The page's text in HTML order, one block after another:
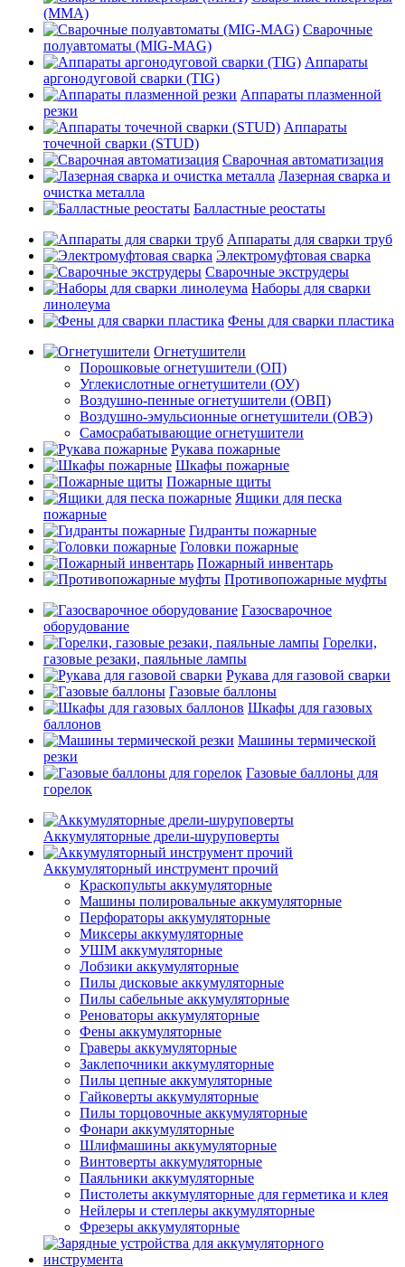
(MMA)
Сварочные
полуавтоматы (MIG-MAG)
Аппараты
аргонодуговой сварки (TIG)
Аппараты плазменной
резки
Аппараты
точечной сварки (STUD)
Сварочная автоматизация
Лазерная сварка и
очистка металла
Балластные реостаты
Аппараты для сварки труб
Электромуфтовая сварка
Сварочные экструдеры
Наборы для сварки
линолеума
Фены для сварки пластика
Огнетушители
Порошковые огнетушители (ОП)
Углекислотные огнетушители (ОУ)
Воздушно-пенные огнетушители (ОВП)
Воздушно-эмульсионные огнетушители (ОВЭ)
Самосрабатывающие огнетушители
Рукава пожарные
Шкафы пожарные
Пожарные щиты
Ящики для песка
пожарные
Гидранты пожарные
Головки пожарные
Пожарный инвентарь
Противопожарные муфты
Газосварочное
оборудование
Горелки,
газовые резаки, паяльные лампы
Рукава для газовой сварки
Газовые баллоны
Шкафы для газовых
баллонов
Машины термической
резки
Газовые баллоны для
горелок
Аккумуляторные дрели-шуруповерты
Аккумуляторный инструмент прочий
Краскопульты аккумуляторные
Машины полировальные аккумуляторные
Перфораторы аккумуляторные
Миксеры аккумуляторные
УШМ аккумуляторные
Лобзики аккумуляторные
Пилы дисковые аккумуляторные
Пилы сабельные аккумуляторные
Реноваторы аккумуляторные
Фены аккумуляторные
Граверы аккумуляторные
Заклепочники аккумуляторные
Пилы цепные аккумуляторные
Гайковерты аккумуляторные
Пилы торцовочные аккумуляторные
Фонари аккумуляторные
Шлифмашины аккумуляторные
Винтоверты аккумуляторные
Паяльники аккумуляторные
Пистолеты аккумуляторные для герметика и клея
Нейлеры и степлеры аккумуляторные
Фрезеры аккумуляторные